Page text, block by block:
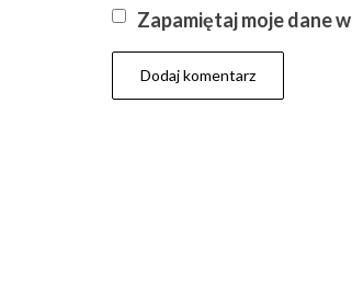
Zapamiętaj moje dane